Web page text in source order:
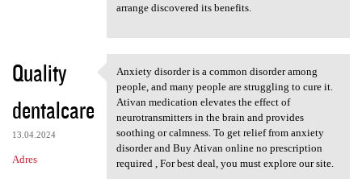
arrange discovered its benefits.
Quality
dentalcare
13.04.2024
Adres
Anxiety disorder is a common
Anxiety disorder is a common disorder among
people, and many people are struggling to cure it.
Ativan medication elevates the effect of
neurotransmitters in the brain and provides
soothing or calmness. To get relief from anxiety
disorder and Buy Ativan online no prescription
required , For best deal, you must explore our site.